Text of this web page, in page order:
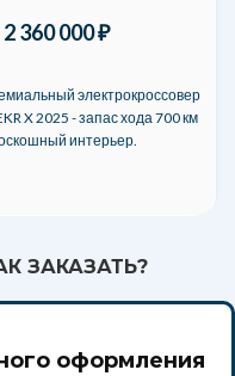
2 360 000₽
электрокроссовер
X 2025 - запас хода 700 км
интерьер.
ЗАКАЗАТЬ?
оформления